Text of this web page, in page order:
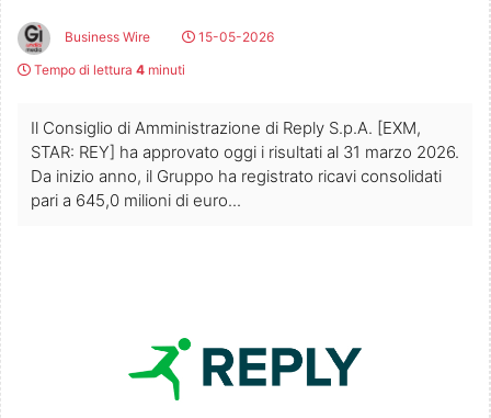
Business Wire
15-05-2026
Tempo di lettura 4 minuti
Il Consiglio di Amministrazione di Reply S.p.A. [EXM,
STAR: REY] ha approvato oggi i risultati al 31 marzo 2026.
Da inizio anno, il Gruppo ha registrato ricavi consolidati
pari a 645,0 milioni di euro...